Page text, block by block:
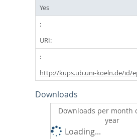
Yes
URI:
http://kups.ub.uni-koeln.de/id/
Downloads
Downloads per month
year
Loading...